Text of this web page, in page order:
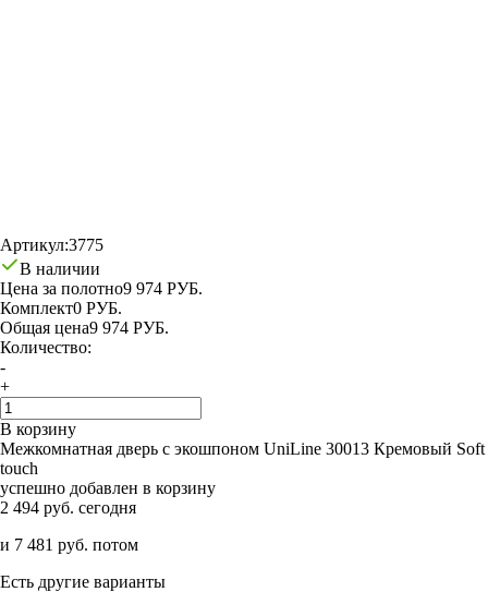
Артикул:3775
В наличии
Цена за полотно9 974 РУБ.
Комплект0 РУБ.
Общая цена9 974 РУБ.
Количество:
-
+
В корзину
Межкомнатная дверь с экошпоном UniLine 30013 Кремовый Soft
touch
успешно добавлен в корзину
2 494 руб. сегодня
и 7 481 руб. потом
Есть другие варианты